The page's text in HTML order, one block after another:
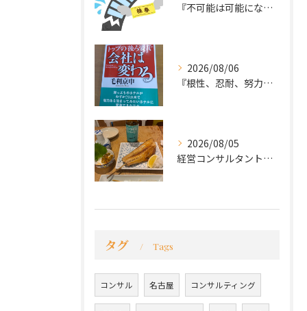
『不可能は可能になる』
2026/08/06
『根性、忍耐、努力という言葉は死語なのか』
2026/08/05
経営コンサルタントのモーちゃん・毛利京申です。
タグ Tags
コンサル 名古屋 コンサルティング